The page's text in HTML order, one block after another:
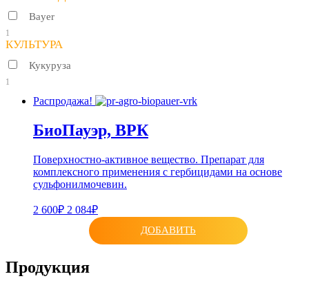
Bayer
1
КУЛЬТУРА
Кукуруза
1
Распродажа!
БиоПауэр, ВРК
Поверхностно-активное вещество. Препарат для
комплексного применения с гербицидами на основе
сульфонилмочевин.
2 600₽ 2 084₽
ДОБАВИТЬ
Продукция